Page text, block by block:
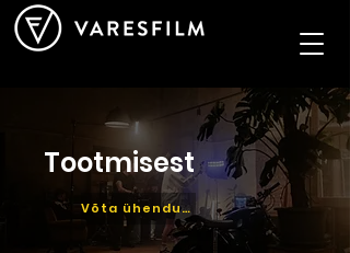
Tootmisest
Võta ühendust